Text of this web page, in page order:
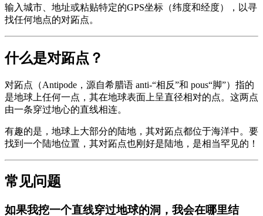
输入城市、地址或粘贴特定的GPS坐标（纬度和经度），以寻
找任何地点的对跖点。
什么是对跖点？
对跖点（Antipode，源自希腊语 anti-“相反”和 pous“脚”）指的
是地球上任何一点，其在地球表面上呈直径相对的点。这两点
由一条穿过地心的直线相连。
有趣的是，地球上大部分的陆地，其对跖点都位于海洋中。要
找到一个陆地位置，其对跖点也刚好是陆地，是相当罕见的！
常见问题
如果我挖一个直线穿过地球的洞，我会在哪里结